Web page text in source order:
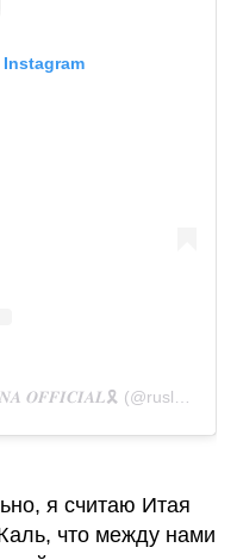
я считаю Итая
что между нами